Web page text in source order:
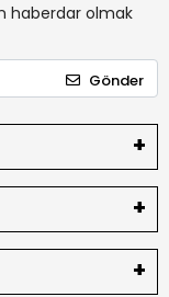
haberdar olmak
Gönder